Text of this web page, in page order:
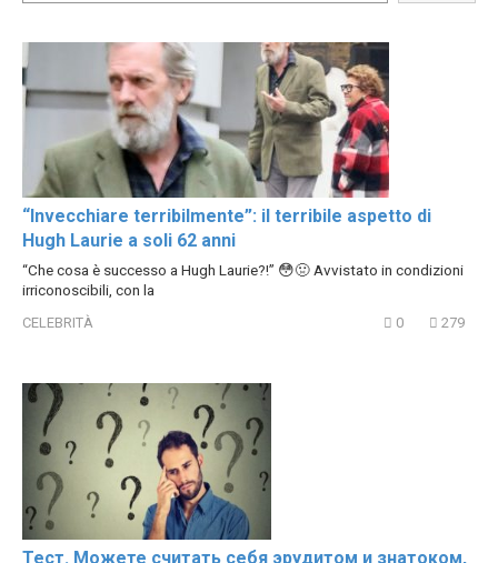
“Invecchiare terribilmente”: il terribile aspetto di
Hugh Laurie a soli 62 anni
“Che cosa è successo a Hugh Laurie?!” 😳🤢 Avvistato in condizioni
irriconoscibili, con la
CELEBRITÀ 0 279
Тест. Можете считать себя эрудитом и знатоком,